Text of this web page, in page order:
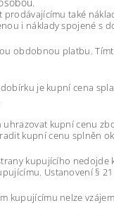
také
i náklady spojené s
obdobnou platbu.
je kupní cena
kupní cenu
kupní cenu splněn
kupujícího
Ustanovení §
kupujícímu nelze